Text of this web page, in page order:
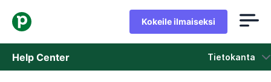
Kokeile ilmaiseksi
Help Center Tietokanta